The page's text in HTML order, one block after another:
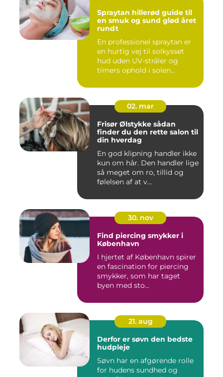
Spraytan hillerød guide til
en smuk og sund glød året
rundt
En professionel spraytan er
en hurtig vej til solkysset
hud uden UV-stråler og
timers ophold i solen...
02. mar
Frisør Ølstykke sådan
finder du den rette salon til
din hverdag
En god klipning handler ikke
kun om hår. Den handler lige
så meget om ro, tillid og
følelsen af at v...
30. nov
Find piercing smykker i
København
I hjertet af København spirer
en fascination for piercing
smykker, som har taget
byen med sto...
21. aug
Derfor er søvn den bedste
hudpleje
Søvn har en afgørende rolle
for hudens sundhed og